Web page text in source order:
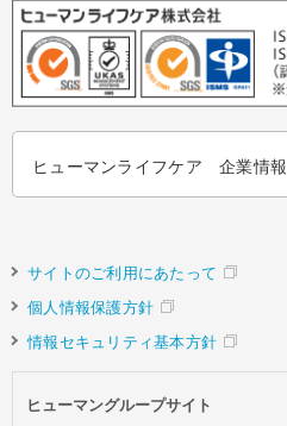
ヒューマンライフケア 企業情報
サイトのご利用にあたって
個人情報保護方針
情報セキュリティ基本方針
ヒューマングループサイト